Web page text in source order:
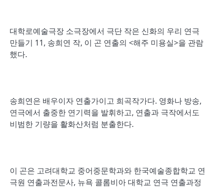
대학로예술극장 소극장에서 극단 작은 신화의 우리 연극
만들기 11, 송희연 작, 이 곤 연출의 <해주 미용실>을 관람
했다.
송희연은 배우이자 연출가이고 희곡작가다. 영화나 방송,
연극에서 출중한 연기력을 발휘하고, 연출과 극작에서도
비범한 기량을 활화산처럼 분출한다.
이 곤은 고려대학교 중어중문학과와 한국예술종합학교 연
극원 연출과전문사, 뉴욕 콜롬비아 대학교 연극 연출과정